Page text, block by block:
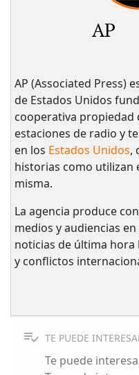
AP
AP (Associated Press)
de Estados Unidos
cooperativa propiedad
estaciones de radio y
en los Estados Unidos,
historias como utilizan
misma.
La agencia produce
medios y audiencias
noticias de última hora
y conflictos
TE PUEDE
Te puede